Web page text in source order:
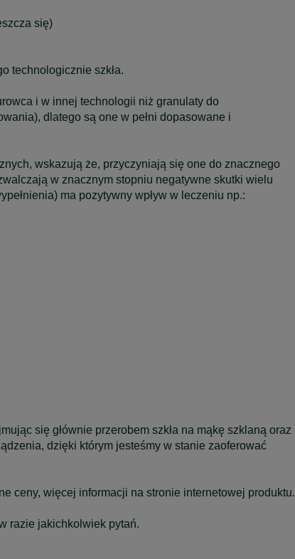
się)
technologicznie szkła.
i w innej technologii niż granulaty do
dlatego są one w pełni dopasowane i
wskazują że, przyczyniają się one do znacznego
w znacznym stopniu negatywne skutki wielu
ma pozytywny wpływ w leczeniu np.:
się głównie przerobem szkła na mąkę szklaną oraz
dzięki którym jesteśmy w stanie zaoferować
ceny, więcej informacji na stronie internetowej produktu.
razie jakichkolwiek pytań.